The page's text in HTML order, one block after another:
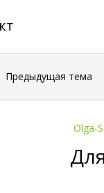
Предыдущая тема
Olga-S